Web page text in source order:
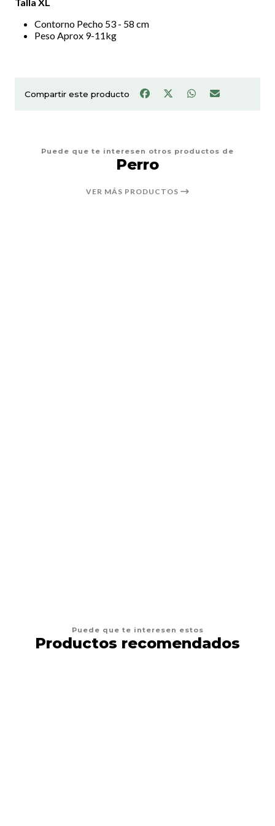
Contorno Pecho 53 - 58 cm
Peso Aprox 9-11kg
Compartir este producto
Puede que te interesen otros productos de
Perro
VER MÁS PRODUCTOS
Puede que te interesen estos
Productos recomendados